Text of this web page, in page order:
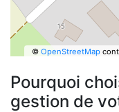
© OpenStreetMap
Pourquoi
gestion de